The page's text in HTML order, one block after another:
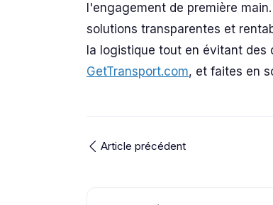
l'engagement de première
solutions transparentes et
la logistique tout en évitant des
GetTransport.com, et faites en
Article précédent